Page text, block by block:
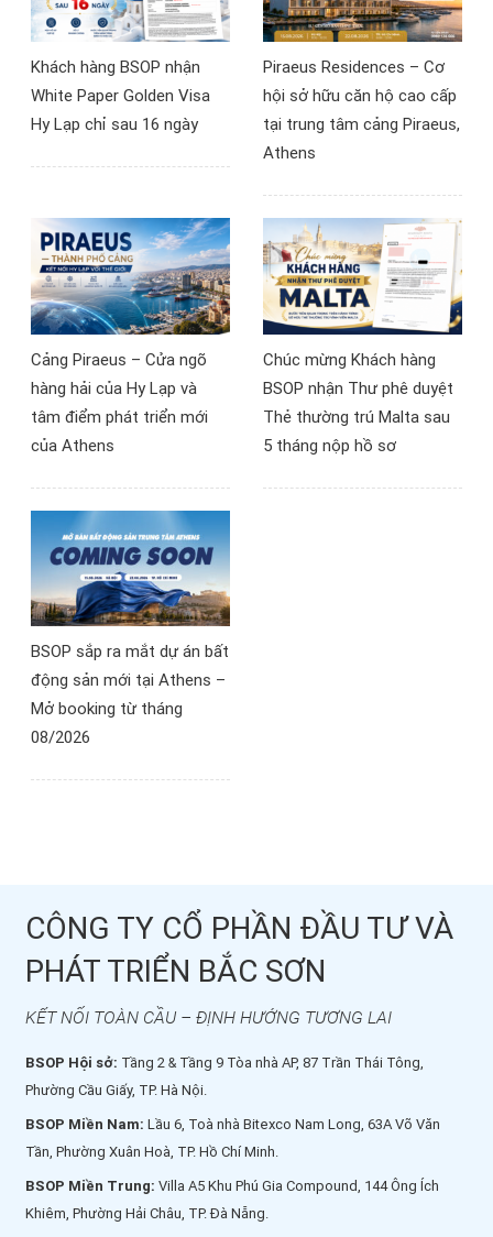
nhiều nhà đầu tư đã có
tiếp cận thị trường bất
động sản châu Âu.
Khách hàng BSOP nhận
White Paper Golden Visa
Hy Lạp chỉ sau 16 ngày
Piraeus Residences – Cơ
hội sở hữu căn hộ cao cấp
tại trung tâm cảng Piraeus,
Athens
Cảng Piraeus – Cửa ngõ
hàng hải của Hy Lạp và
tâm điểm phát triển mới
của Athens
Chúc mừng Khách hàng
BSOP nhận Thư phê duyệt
Thẻ thường trú Malta sau
5 tháng nộp hồ sơ
BSOP sắp ra mắt dự án bất
động sản mới tại Athens –
Mở booking từ tháng
08/2026
CÔNG TY CỔ PHẦN ĐẦU TƯ VÀ
PHÁT TRIỂN BẮC SƠN
KẾT NỐI TOÀN CẦU – ĐỊNH HƯỚNG TƯƠNG LAI
BSOP Hội sở: Tầng 2 & Tầng 9 Tòa nhà AP, 87 Trần Thái Tông,
Phường Cầu Giấy, TP. Hà Nội.
BSOP Miền Nam: Lầu 6, Toà nhà Bitexco Nam Long, 63A Võ Văn
Tần, Phường Xuân Hoà, TP. Hồ Chí Minh.
BSOP Miền Trung: Villa A5 Khu Phú Gia Compound, 144 Ông Ích
Khiêm, Phường Hải Châu, TP. Đà Nẵng.